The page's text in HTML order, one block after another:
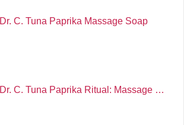
Dr. C. Tuna Paprika Massage Soap
Dr. C. Tuna Paprika Ritual: Massage …